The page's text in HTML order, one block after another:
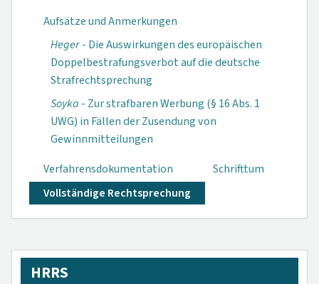
Aufsätze und Anmerkungen
Heger- Die Auswirkungen des europäischen
Doppelbestrafungsverbot auf die deutsche
Strafrechtsprechung
Soyka - Zur strafbaren Werbung (§ 16 Abs. 1
UWG) in Fällen der Zusendung von
Gewinnmitteilungen
Verfahrensdokumen­tation
Schrifttum
Vollständige Rechtsprechung
HRRS